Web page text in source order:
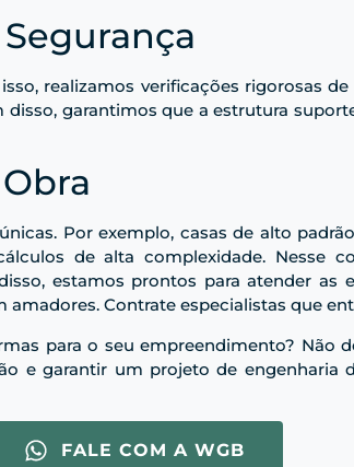
realizamos verificações rigorosas
disso, garantimos que a estrutura
Por exemplo, casas de alto
de alta complexidade. Nesse
estamos prontos para atender as
Contrate especialistas que
para o seu empreendimento? Não
e garantir um projeto de engenharia
FALE COM A WGB